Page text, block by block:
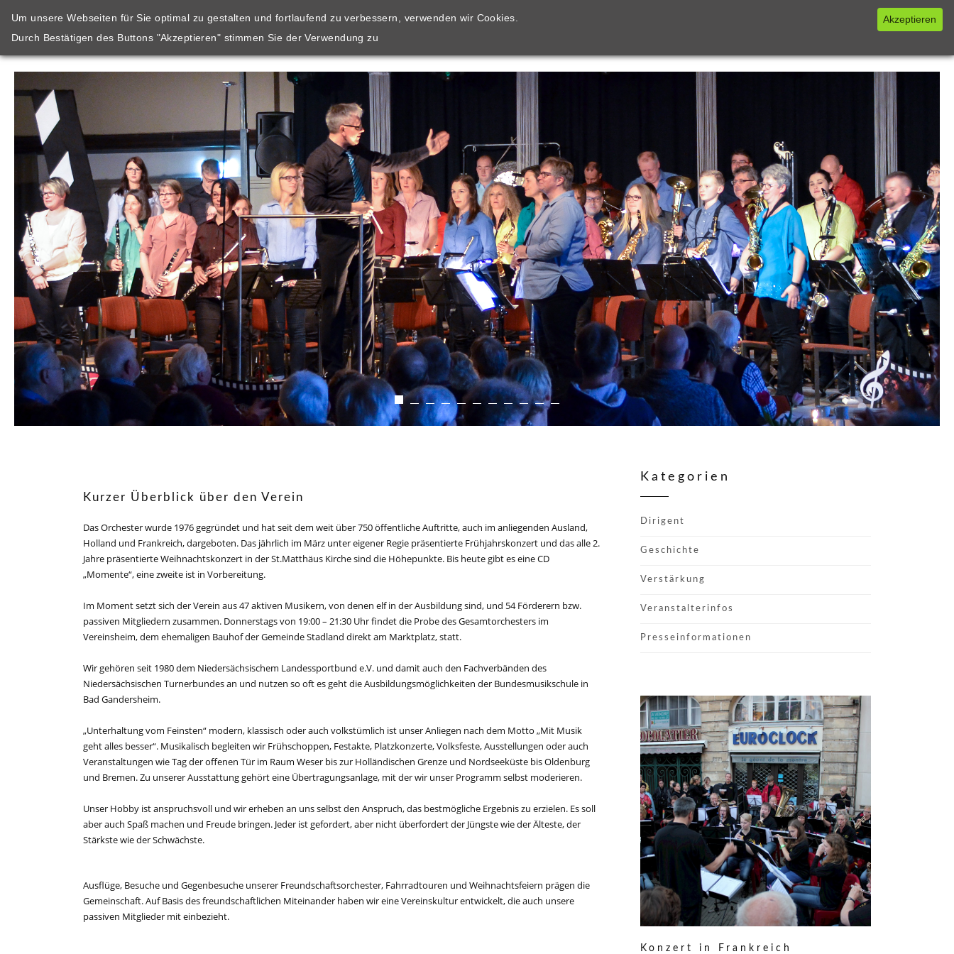
Kurzer Überblick über den Verein
Das Orchester wurde 1976 gegründet und hat seit dem weit über 750 öffentliche Auftritte, auch im anliegenden Ausland,
Holland und Frankreich, dargeboten. Das jährlich im März unter eigener Regie präsentierte Frühjahrskonzert und das alle 2.
Jahre präsentierte Weihnachtskonzert in der St.Matthäus Kirche sind die Höhepunkte. Bis heute gibt es eine CD
„Momente“, eine zweite ist in Vorbereitung.
Im Moment setzt sich der Verein aus 47 aktiven Musikern, von denen elf in der Ausbildung sind, und 54 Förderern bzw.
passiven Mitgliedern zusammen. Donnerstags von 19:00 – 21:30 Uhr findet die Probe des Gesamtorchesters im
Vereinsheim, dem ehemaligen Bauhof der Gemeinde Stadland direkt am Marktplatz, statt.
Wir gehören seit 1980 dem Niedersächsischem Landessportbund e.V. und damit auch den Fachverbänden des
Niedersächsischen Turnerbundes an und nutzen so oft es geht die Ausbildungsmöglichkeiten der Bundesmusikschule in
Bad Gandersheim.
„Unterhaltung vom Feinsten“ modern, klassisch oder auch volkstümlich ist unser Anliegen nach dem Motto „Mit Musik
geht alles besser“. Musikalisch begleiten wir Frühschoppen, Festakte, Platzkonzerte, Volksfeste, Ausstellungen oder auch
Veranstaltungen wie Tag der offenen Tür im Raum Weser bis zur Holländischen Grenze und Nordseeküste bis Oldenburg
und Bremen. Zu unserer Ausstattung gehört eine Übertragungsanlage, mit der wir unser Programm selbst moderieren.
Unser Hobby ist anspruchsvoll und wir erheben an uns selbst den Anspruch, das bestmögliche Ergebnis zu erzielen. Es soll
aber auch Spaß machen und Freude bringen. Jeder ist gefordert, aber nicht überfordert der Jüngste wie der Älteste, der
Stärkste wie der Schwächste.
Ausflüge, Besuche und Gegenbesuche unserer Freundschaftsorchester, Fahrradtouren und Weihnachtsfeiern prägen die
Gemeinschaft. Auf Basis des freundschaftlichen Miteinander haben wir eine Vereinskultur entwickelt, die auch unsere
passiven Mitglieder mit einbezieht.
Kategorien
Dirigent
Geschichte
Verstärkung
Veranstalterinfos
Presseinformationen
Konzert in Frankreich
Akzeptieren
Um unsere Webseiten für Sie optimal zu gestalten und fortlaufend zu verbessern, verwenden wir Cookies.
Durch Bestätigen des Buttons "Akzeptieren" stimmen Sie der Verwendung zu